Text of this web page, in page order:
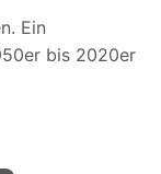
Ein
bis 2020er